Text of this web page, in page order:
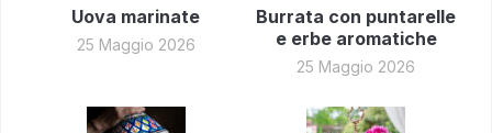
Uova marinate
25 Maggio 2026
Burrata con puntarelle
e erbe aromatiche
25 Maggio 2026